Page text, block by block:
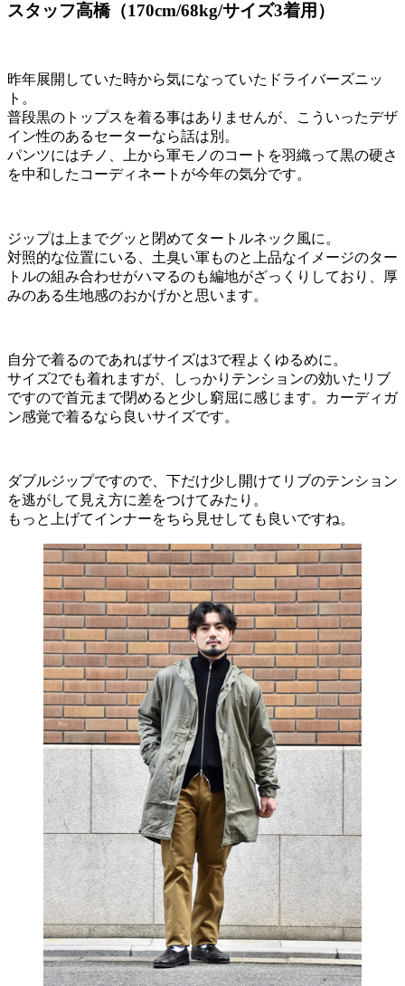
スタッフ高橋（170cm/68kg/サイズ3着用）
昨年展開していた時から気になっていたドライバーズニッ
ト。
普段黒のトップスを着る事はありませんが、こういったデザ
イン性のあるセーターなら話は別。
パンツにはチノ、上から軍モノのコートを羽織って黒の硬さ
を中和したコーディネートが今年の気分です。
ジップは上までグッと閉めてタートルネック風に。
対照的な位置にいる、土臭い軍ものと上品なイメージのター
トルの組み合わせがハマるのも編地がざっくりしており、厚
みのある生地感のおかげかと思います。
自分で着るのであればサイズは3で程よくゆるめに。
サイズ2でも着れますが、しっかりテンションの効いたリブ
ですので首元まで閉めると少し窮屈に感じます。カーディガ
ン感覚で着るなら良いサイズです。
ダブルジップですので、下だけ少し開けてリブのテンション
を逃がして見え方に差をつけてみたり。
もっと上げてインナーをちら見せしても良いですね。